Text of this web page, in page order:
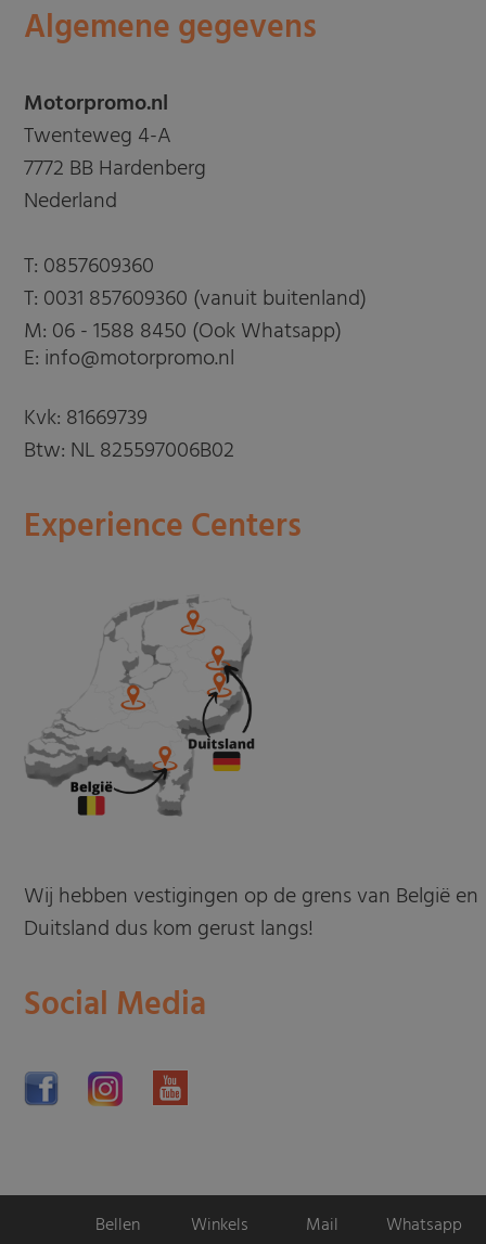
Algemene gegevens
Motorpromo.nl
Twenteweg 4-A
7772 BB Hardenberg
Nederland
T: 0857609360
T: 0031 857609360 (vanuit buitenland)
M: 06 - 1588 8450 (Ook Whatsapp)
E: info@motorpromo.nl
Kvk: 81669739
Btw: NL 825597006B02
Experience Centers
Wij hebben vestigingen op de grens van België en
Duitsland dus kom gerust langs!
Social Media
Bellen Winkels Mail Whatsapp
Motorpromo.nl door ProShops